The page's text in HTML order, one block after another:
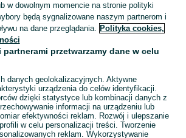
w dowolnym momencie na stronie polityki
będą sygnalizowane naszym partnerom i
na dane przeglądania. Polityka cookies,
partnerami przetwarzamy dane w celu
danych geolokalizacyjnych. Aktywne
urządzenia do celów identyfikacji.
dzięki statystyce lub kombinacji danych z
informacji na urządzeniu lub
efektywności reklam. Rozwój i ulepszanie
w celu personalizacji treści. Tworzenie
reklam. Wykorzystywanie